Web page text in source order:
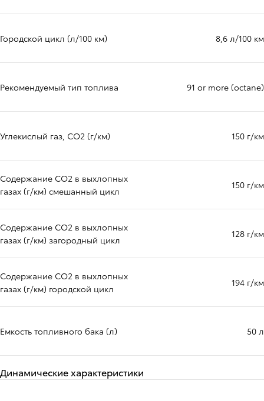
Городской цикл (л/100 км) 8,6 л/100 км
Рекомендуемый тип топлива 91 or more (octane)
Углекислый газ, CO2 (г/км) 150 г/км
Содержание CO2 в выхлопных
газах (г/км) смешанный цикл
150 г/км
Содержание CO2 в выхлопных
газах (г/км) загородный цикл
128 г/км
Содержание CO2 в выхлопных
газах (г/км) городской цикл
194 г/км
Емкость топливного бака (л) 50 л
Динамические характеристики